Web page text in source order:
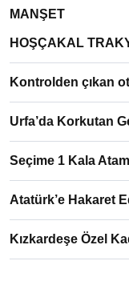
MANŞET
HOŞÇAKAL
Kontrolden çıkan
Urfa’da Korkutan
Seçime 1 Kala
Atatürk’e Hakaret
Kızkardeşe Özel